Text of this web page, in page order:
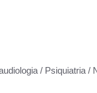
/ Psiquiatria